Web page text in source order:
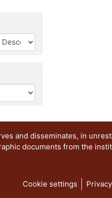
and disseminates, in
documents from the
Cookie settings